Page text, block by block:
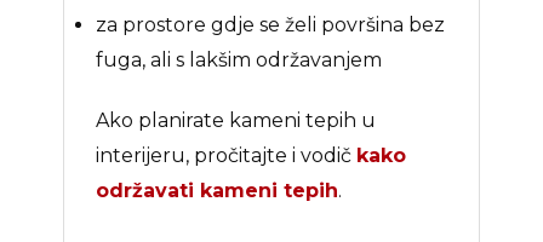
za prostore gdje se želi površina bez
fuga, ali s lakšim održavanjem
Ako planirate kameni tepih u
interijeru, pročitajte i vodič kako
održavati kameni tepih.